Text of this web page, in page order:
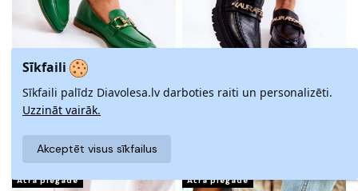
MOKASĪNI ZAĻAS KRĀSAS NO
CORISO
MOKASĪNI FASHION LA.FI
Ātra piegāde Ātra piegāde
Sīkfaili
Sīkfaili palīdz Diavolesa.lv darboties raiti un personalizēti.
Uzzināt vairāk.
Akceptēt visus sīkfailus